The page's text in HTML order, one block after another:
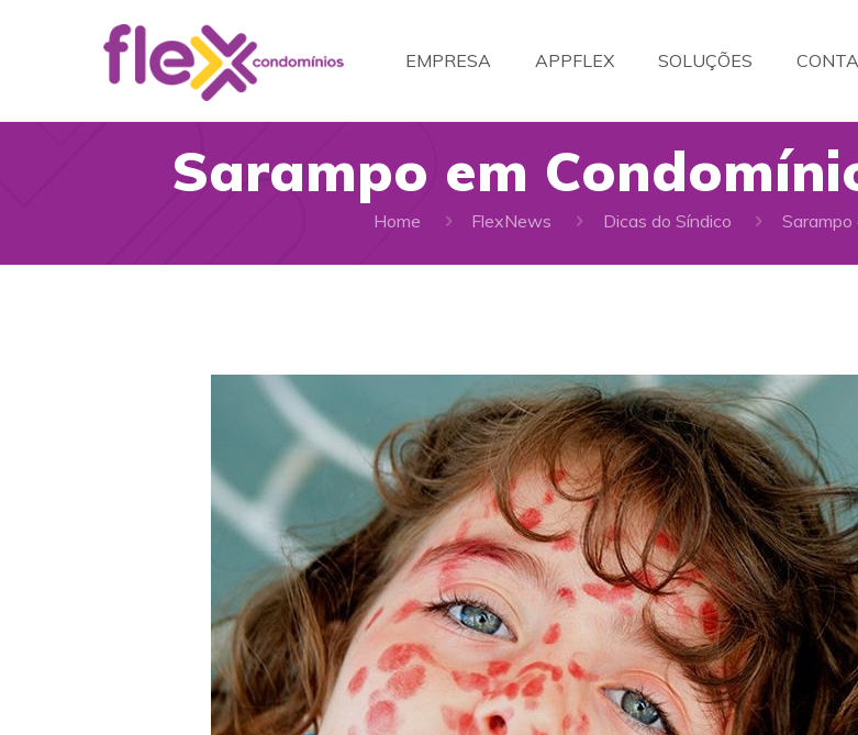
EMPRESA APPFLEX SOLUÇÕES
Sarampo em
Home FlexNews Dicas do Síndico Sarampo